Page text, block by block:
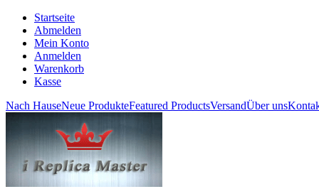
Startseite
Abmelden
Mein Konto
Anmelden
Warenkorb
Kasse
Nach HauseNeue ProdukteFeatured ProductsVersandÜber uns